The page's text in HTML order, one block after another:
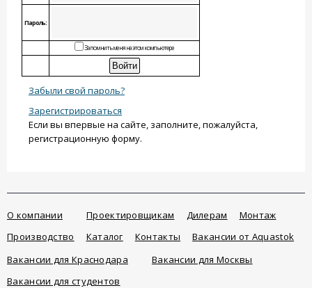
Пароль:
Запомнить меня на этом компьютере
Забыли свой пароль?
Зарегистрироваться
Если вы впервые на сайте, заполните, пожалуйста,
регистрационную форму.
О компании Проектировщикам Дилерам
Монтаж
Производство
Каталог Контакты
Вакансии от Aquastok
Вакансии для Краснодара
Вакансии для Москвы
Вакансии для студентов